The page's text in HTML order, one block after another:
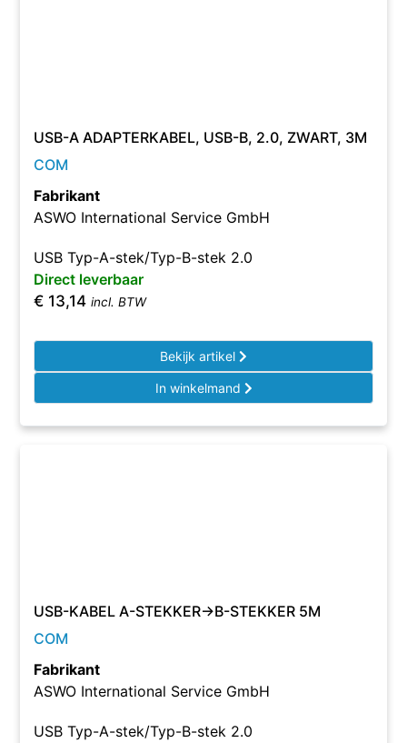
USB-A ADAPTERKABEL, USB-B, 2.0, ZWART, 3M
COM
Fabrikant
ASWO International Service GmbH
USB Typ-A-stek/Typ-B-stek 2.0
Direct leverbaar
€ 13,14 incl. BTW
Bekijk artikel
In winkelmand
USB-KABEL A-STEKKER->B-STEKKER 5M
COM
Fabrikant
ASWO International Service GmbH
USB Typ-A-stek/Typ-B-stek 2.0